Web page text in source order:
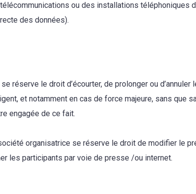
ou des installations téléphoniques
des données).
réserve le droit d’écourter, de prolonger ou d’annuler
et notamment en cas de force majeure, sans que
engagée de ce fait.
organisatrice se réserve le droit de modifier le
les participants par voie de presse /ou internet.